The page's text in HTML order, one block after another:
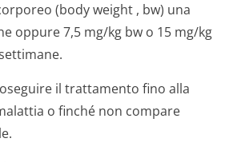
(body weight , bw) una
oppure 7,5 mg/kg bw o 15 mg/kg
il trattamento fino alla
o finché non compare